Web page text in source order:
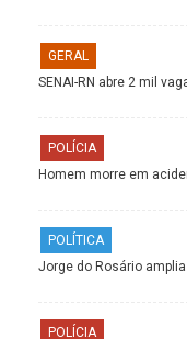
GERAL
SENAI-RN abre 2 mil
POLÍCIA
Homem morre em
POLÍTICA
Jorge do Rosário
POLÍCIA